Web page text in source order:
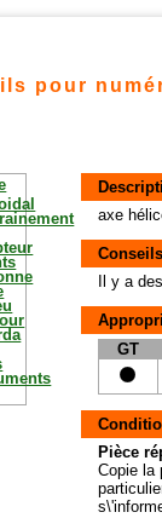
pour
axe
Il y a
GT
Pièce
Copie la